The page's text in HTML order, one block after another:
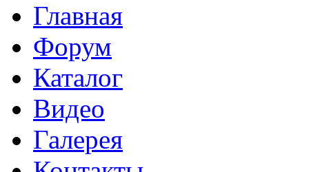
Главная
Форум
Каталог
Видео
Галерея